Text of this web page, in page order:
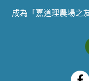
成為「嘉道理農場之